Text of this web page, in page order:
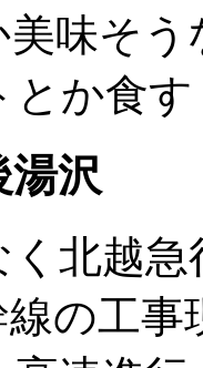
味そう
か食す
沢
く北越
の工